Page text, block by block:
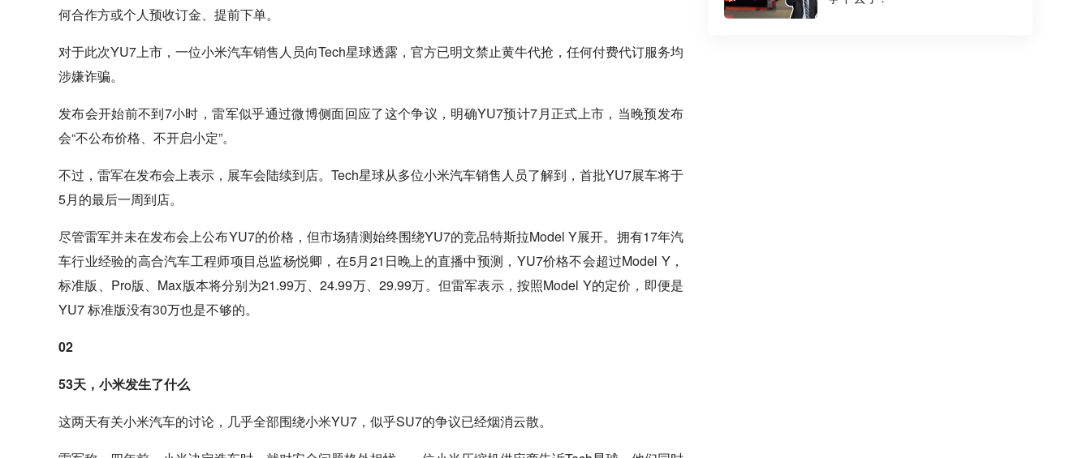
何合作方或个人预收订金、提前下单。
对于此次YU7上市，一位小米汽车销售人员向Tech星球透露，官方已明文禁止黄牛代抢，任何付费代订服务均
涉嫌诈骗。
发布会开始前不到7小时，雷军似乎通过微博侧面回应了这个争议，明确YU7预计7月正式上市，当晚预发布
会“不公布价格、不开启小定”。
不过，雷军在发布会上表示，展车会陆续到店。Tech星球从多位小米汽车销售人员了解到，首批YU7展车将于
5月的最后一周到店。
尽管雷军并未在发布会上公布YU7的价格，但市场猜测始终围绕YU7的竞品特斯拉Model Y展开。拥有17年汽
车行业经验的高合汽车工程师项目总监杨悦卿，在5月21日晚上的直播中预测，YU7价格不会超过Model Y，
标准版、Pro版、Max版本将分别为21.99万、24.99万、29.99万。但雷军表示，按照Model Y的定价，即便是
YU7 标准版没有30万也是不够的。
02
53天，小米发生了什么
这两天有关小米汽车的讨论，几乎全部围绕小米YU7，似乎SU7的争议已经烟消云散。